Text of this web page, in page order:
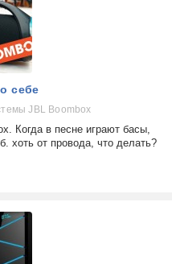
себе
JBL Boombox
Когда в песне играют басы,
хоть от провода, что делать?